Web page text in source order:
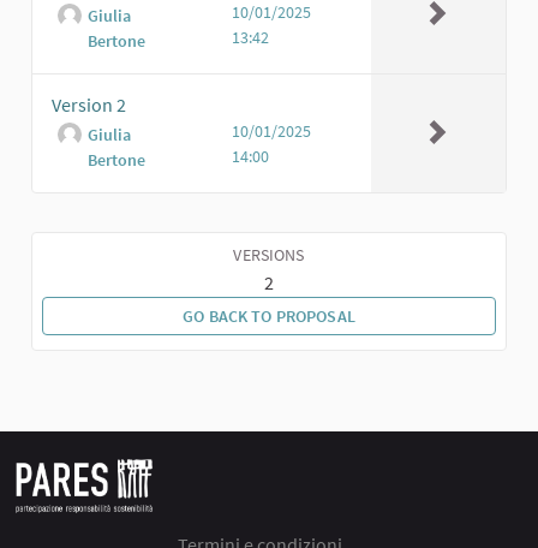
Giulia
Bertone
10/01/2025
13:42
Version 2
Giulia
Bertone
10/01/2025
14:00
VERSIONS
2
GO BACK TO PROPOSAL